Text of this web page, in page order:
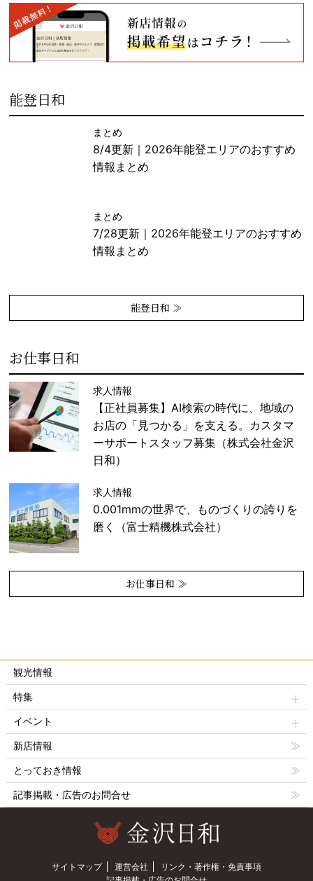
能登日和
まとめ
8/4更新｜2026年能登エリアのおすすめ
情報まとめ
まとめ
7/28更新｜2026年能登エリアのおすすめ
情報まとめ
能登日和 ≫
お仕事日和
求人情報
【正社員募集】AI検索の時代に、地域の
お店の「見つかる」を支える。カスタマ
ーサポートスタッフ募集（株式会社金沢
日和）
求人情報
0.001mmの世界で、ものづくりの誇りを
磨く（富士精機株式会社）
お仕事日和 ≫
観光情報
特集
イベント
新店情報
とっておき情報
記事掲載・広告のお問合せ
サイトマップ 運営会社
リンク・著作権・免責事項